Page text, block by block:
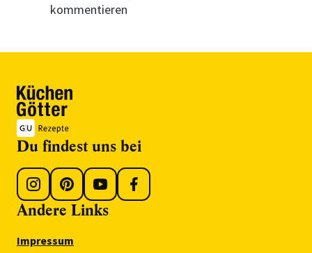
kommentieren
Du findest uns bei
Andere Links
Impressum